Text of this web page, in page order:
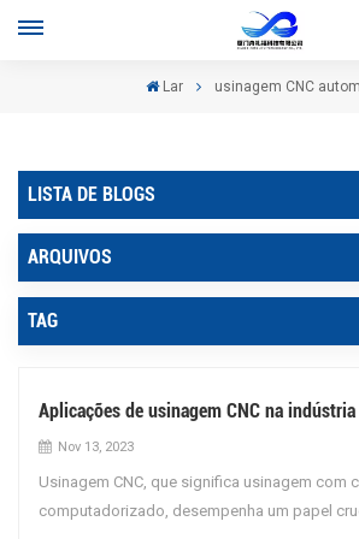
Lar usinagem CNC
LISTA DE BLOGS
ARQUIVOS
TAG
Aplicações de usinagem CNC na
Nov 13, 2023
Usinagem CNC, que significa usinagem com
computadorizado, desempenha um papel